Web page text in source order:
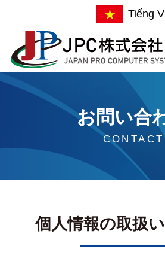
Tiếng
お問い合
CONTACT
個人情報の取扱